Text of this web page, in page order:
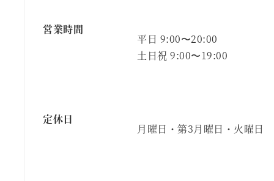
営業時間
平日 9:00〜20:00
土日祝 9:00〜19:00
定休日
月曜日・第3月曜日・火曜日